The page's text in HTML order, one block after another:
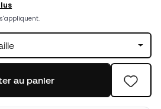
au panier